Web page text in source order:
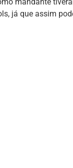
já que assim